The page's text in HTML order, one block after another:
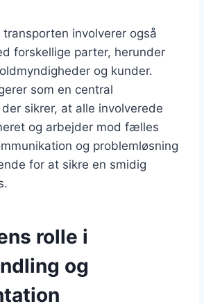
transporten involverer også
forskellige parter, herunder
og kunder.
som en central
sikrer, at alle involverede
og arbejder mod fælles
og problemløsning
for at sikre en smidig
rolle i
og